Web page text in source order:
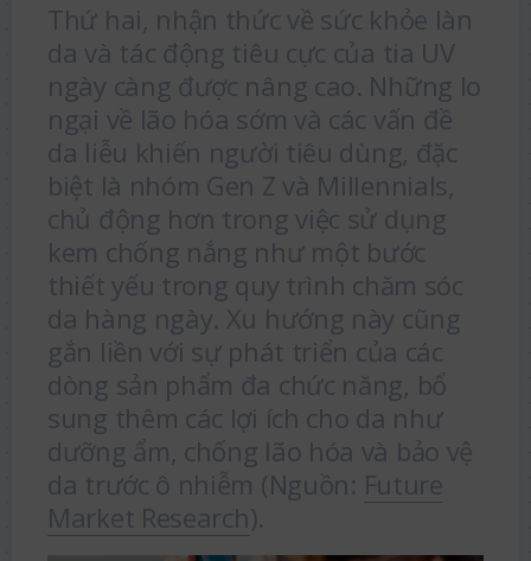
Thứ hai, nhận thức về sức khỏe làn
da và tác động tiêu cực của tia UV
ngày càng được nâng cao. Những lo
ngại về lão hóa sớm và các vấn đề
da liễu khiến người tiêu dùng, đặc
biệt là nhóm Gen Z và Millennials,
chủ động hơn trong việc sử dụng
kem chống nắng như một bước
thiết yếu trong quy trình chăm sóc
da hàng ngày. Xu hướng này cũng
gắn liền với sự phát triển của các
dòng sản phẩm đa chức năng, bổ
sung thêm các lợi ích cho da như
dưỡng ẩm, chống lão hóa và bảo vệ
da trước ô nhiễm (Nguồn: Future
Market Research).